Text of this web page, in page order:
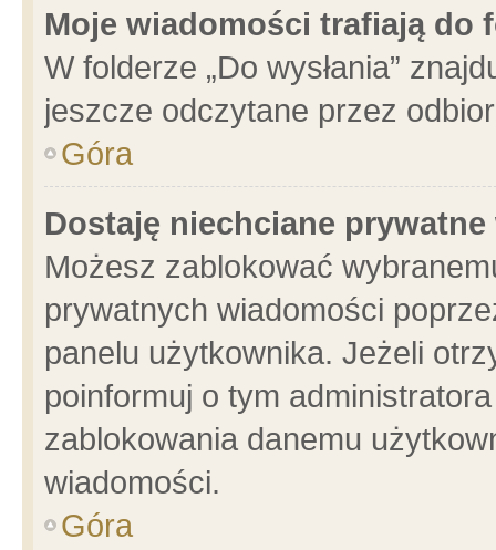
Moje wiadomości trafiają do
W folderze „Do wysłania”
jeszcze odczytane przez
Góra
Dostaję niechciane
Możesz zablokować
prywatnych wiadomości
panelu użytkownika. Jeżeli
poinformuj o tym
zablokowania danemu
wiadomości.
Góra